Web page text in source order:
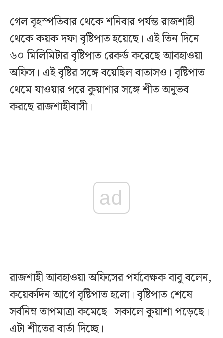
গেল বৃহস্পতিবার থেকে শনিবার পর্যন্ত রাজশাহী
থেকে কয়ক দফা বৃষ্টিপাত হয়েছে। এই তিন দিনে
৬০ মিলিমিটার বৃষ্টিপাত রেকর্ড করেছে আবহাওয়া
অফিস। এই বৃষ্টির সঙ্গে বয়েছিল বাতাসও। বৃষ্টিপাত
থেমে যাওয়ার পরে কুয়াশার সঙ্গে শীত অনুভব
করছে রাজশাহীবাসী।
ad
রাজশাহী আবহাওয়া অফিসের পর্যবেক্ষক বাবু বলেন,
কয়েকদিন আগে বৃষ্টিপাত হলো। বৃষ্টিপাত শেষে
সর্বনিম্ন তাপমাত্রা কমেছে। সকালে কুয়াশা পড়েছে।
এটা শীতের বার্তা দিচ্ছে।